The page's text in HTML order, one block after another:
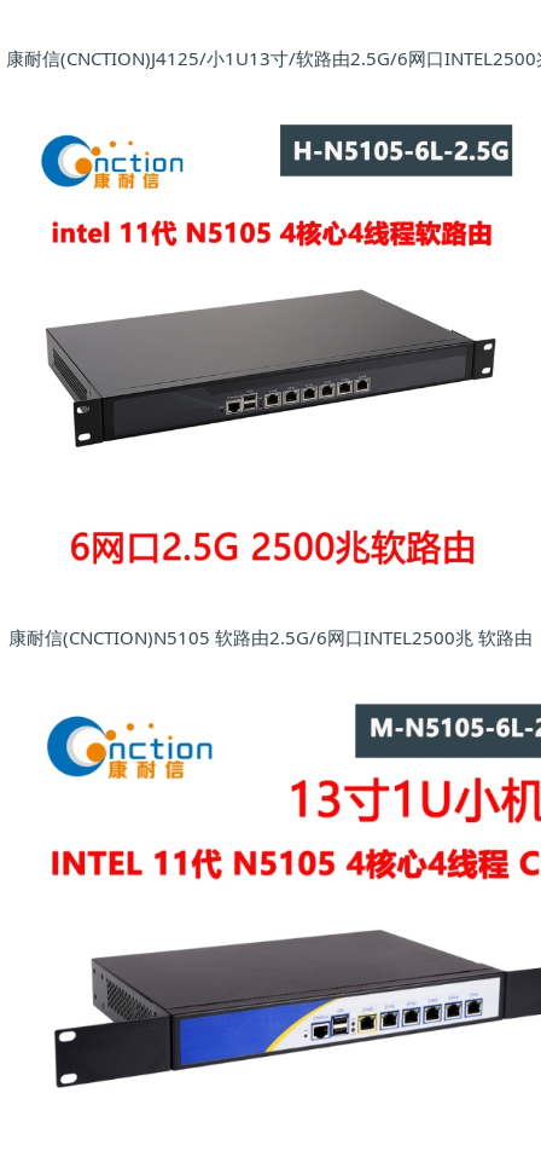
康耐信(CNCTION)J4125/小1U13寸/软路由2.5G/6网口INTEL2500
康耐信(CNCTION)N5105 软路由2.5G/6网口INTEL2500兆 软路由